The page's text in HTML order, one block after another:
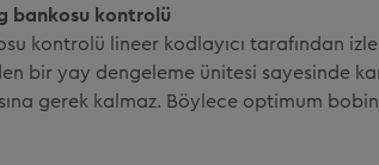
bankosu kontrolü
kontrolü lineer kodlayıcı tarafından
bir yay dengeleme ünitesi sayesinde
gerek kalmaz. Böylece optimum bobin